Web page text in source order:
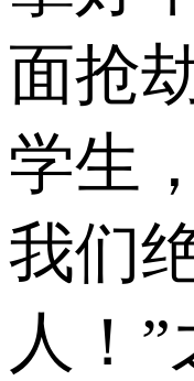
面抢
学生
我们
人！